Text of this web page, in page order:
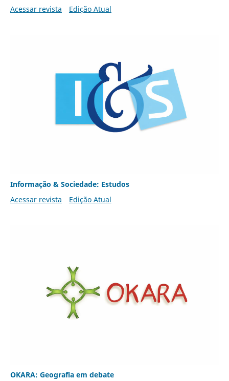
Acessar revista
Edição Atual
Informação & Sociedade: Estudos
Acessar revista
Edição Atual
OKARA: Geografia em debate